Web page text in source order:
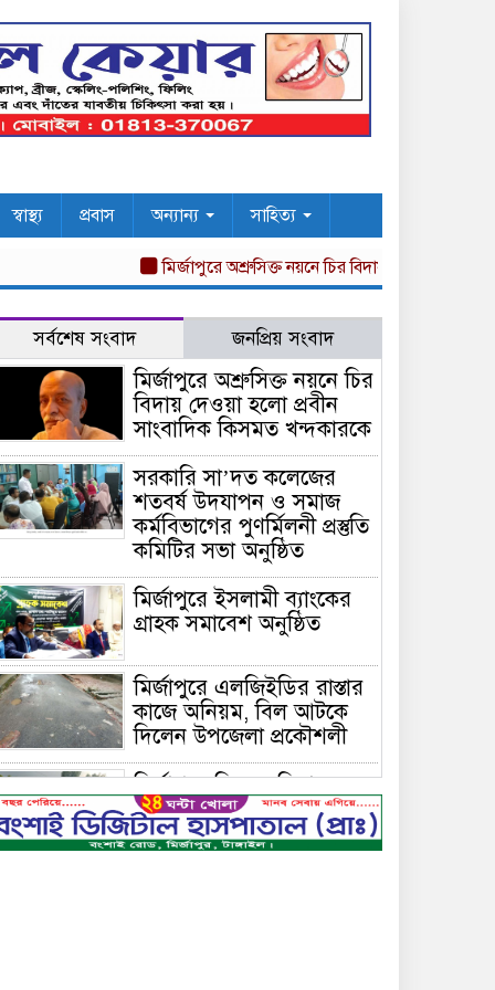
স্বাস্থ্য প্রবাস অন্যান্য সাহিত্য
মির্জাপুরে অশ্রুসিক্ত নয়নে চির বিদায় দেওয়া হলো প্রবীন
সর্বশেষ সংবাদ জনপ্রিয় সংবাদ
মির্জাপুরে অশ্রুসিক্ত নয়নে চির
বিদায় দেওয়া হলো প্রবীন
সাংবাদিক কিসমত খন্দকারকে
সরকারি সা’দত কলেজের
শতবর্ষ উদযাপন ও সমাজ
কর্মবিভাগের পুণর্মিলনী প্রস্তুতি
কমিটির সভা অনুষ্ঠিত
মির্জাপুরে ইসলামী ব্যাংকের
গ্রাহক সমাবেশ অনুষ্ঠিত
মির্জাপুরে এলজিইডির রাস্তার
কাজে অনিয়ম, বিল আটকে
দিলেন উপজেলা প্রকৌশলী
মির্জাপুরে বিলে অভিযান,
অবৈধ চায়না দুয়ারি জাল
ধ্বংস